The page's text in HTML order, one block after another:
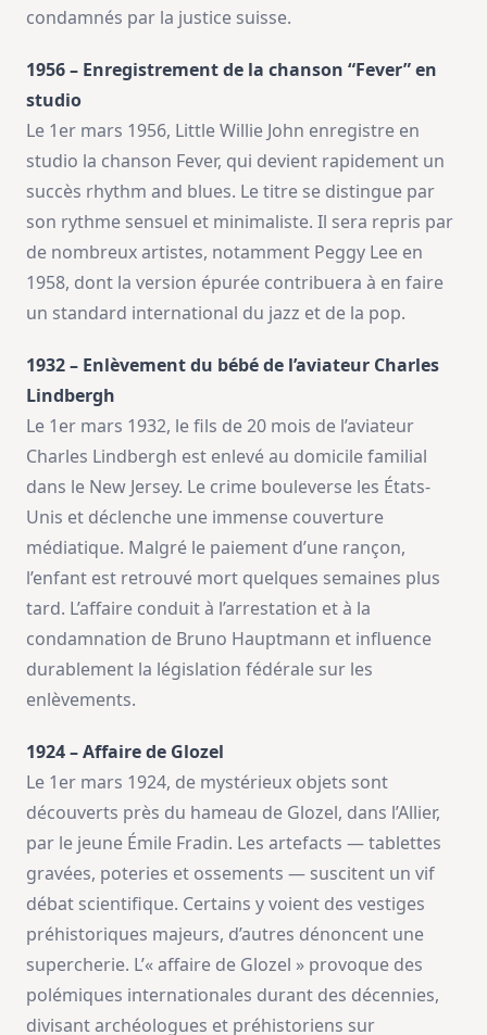
condamnés par la justice suisse.
1956 – Enregistrement de la chanson “Fever” en
studio
Le 1er mars 1956, Little Willie John enregistre en
studio la chanson Fever, qui devient rapidement un
succès rhythm and blues. Le titre se distingue par
son rythme sensuel et minimaliste. Il sera repris par
de nombreux artistes, notamment Peggy Lee en
1958, dont la version épurée contribuera à en faire
un standard international du jazz et de la pop.
1932 – Enlèvement du bébé de l’aviateur Charles
Lindbergh
Le 1er mars 1932, le fils de 20 mois de l’aviateur
Charles Lindbergh est enlevé au domicile familial
dans le New Jersey. Le crime bouleverse les États-
Unis et déclenche une immense couverture
médiatique. Malgré le paiement d’une rançon,
l’enfant est retrouvé mort quelques semaines plus
tard. L’affaire conduit à l’arrestation et à la
condamnation de Bruno Hauptmann et influence
durablement la législation fédérale sur les
enlèvements.
1924 – Affaire de Glozel
Le 1er mars 1924, de mystérieux objets sont
découverts près du hameau de Glozel, dans l’Allier,
par le jeune Émile Fradin. Les artefacts — tablettes
gravées, poteries et ossements — suscitent un vif
débat scientifique. Certains y voient des vestiges
préhistoriques majeurs, d’autres dénoncent une
supercherie. L’« affaire de Glozel » provoque des
polémiques internationales durant des décennies,
divisant archéologues et préhistoriens sur